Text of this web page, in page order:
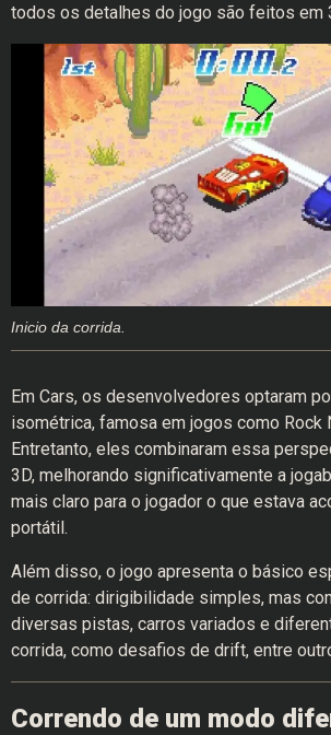
todos os detalhes do jogo são feitos em
Inicio da corrida.
Em Cars, os desenvolvedores optaram
isométrica, famosa em jogos como Rock
Entretanto, eles combinaram essa
3D, melhorando significativamente a
mais claro para o jogador o que estava
portátil.
Além disso, o jogo apresenta o básico
de corrida: dirigibilidade simples, mas
diversas pistas, carros variados e
corrida, como desafios de drift, entre
Correndo de um modo